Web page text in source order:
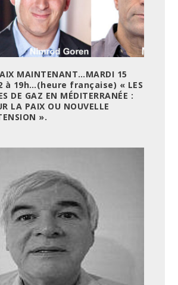
MAINTENANT…MARDI 15
à 19h…(heure française) « LES
DE GAZ EN MÉDITERRANÉE :
LA PAIX OU NOUVELLE
».